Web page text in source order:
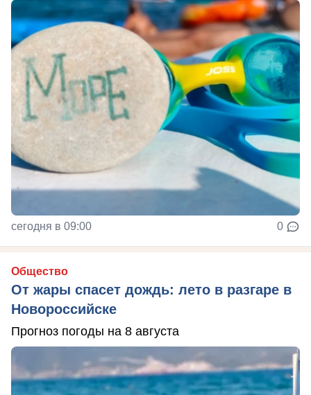
сегодня в 09:00 0
Общество
От жары спасет дождь: лето в разгаре в
Новороссийске
Прогноз погоды на 8 августа